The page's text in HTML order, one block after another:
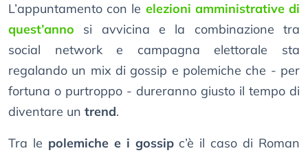
L’appuntamento con le elezioni amministrative di
quest’anno si avvicina e la combinazione tra
social network e campagna elettorale sta
regalando un mix di gossip e polemiche che - per
fortuna o purtroppo - dureranno giusto il tempo di
diventare un trend.
Tra le polemiche e i gossipc’è il caso di Roman